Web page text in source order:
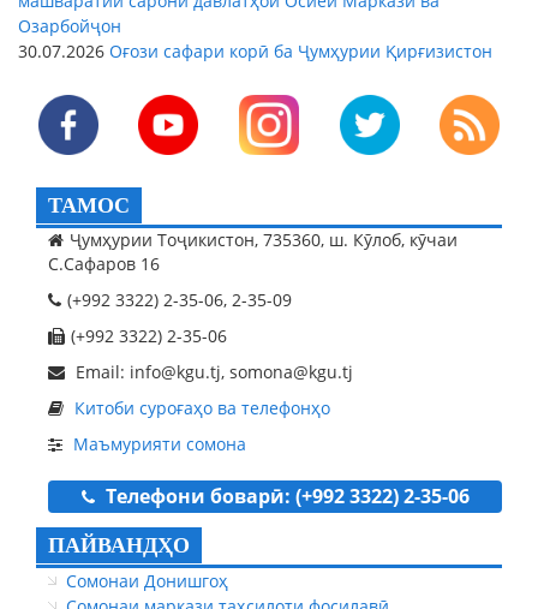
Озарбойҷон
30.07.2026 Оғози сафари корӣ ба Ҷумҳурии Қирғизистон
ТАМОС
Ҷумҳурии Тоҷикистон, 735360, ш. Кӯлоб, кӯчаи
С.Сафаров 16
(+992 3322) 2-35-06, 2-35-09
(+992 3322) 2-35-06
Email: info@kgu.tj, somona@kgu.tj
Китоби суроғаҳо ва телефонҳо
Маъмурияти сомона
Телефони боварӣ: (+992 3322) 2-35-06
ПАЙВАНДҲО
Сомонаи Донишгоҳ